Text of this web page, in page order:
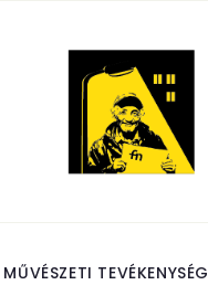
MŰVÉSZETI TEVÉKENYSÉG